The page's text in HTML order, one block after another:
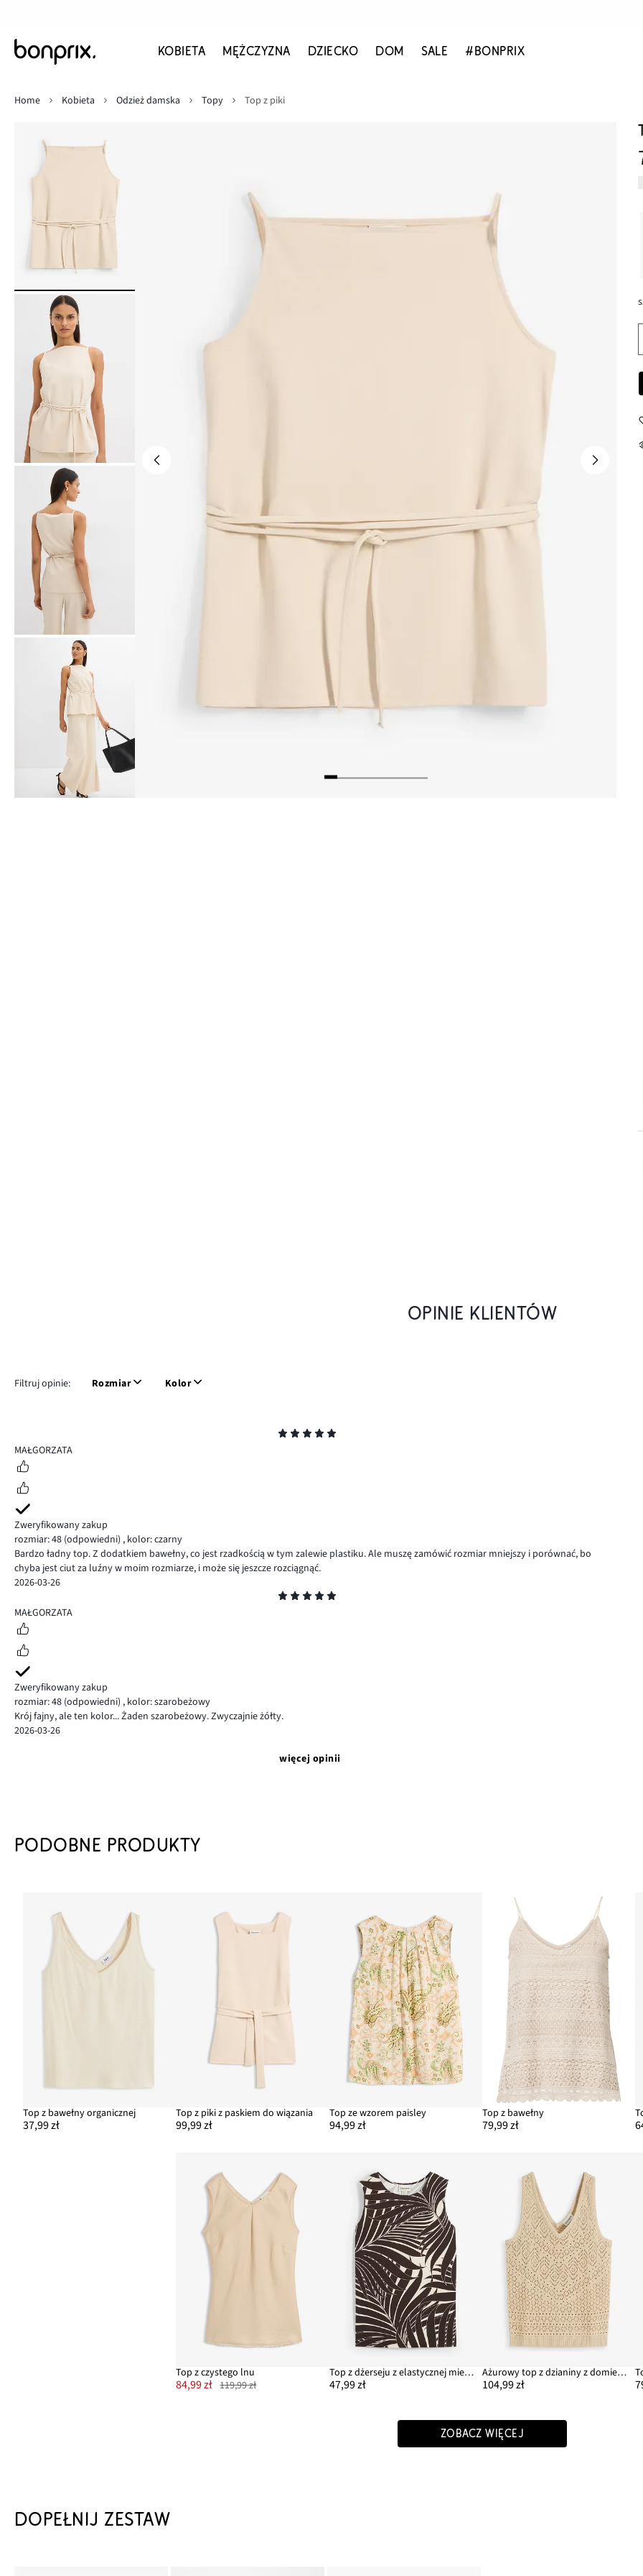
KOBIETA MĘŻCZYZNA DZIECKO DOM SALE #BONPRIX
Home
Kobieta Odzież damska Topy Top z piki
OPINIE KLIENTÓW
Filtruj opinie: Rozmiar Kolor
5
MAŁGORZATA
Zweryfikowany zakup
rozmiar: 48 (odpowiedni) , kolor: czarny
Bardzo ładny top. Z dodatkiem bawełny, co jest rzadkością w tym zalewie plastiku. Ale muszę zamówić rozmiar mniejszy i porównać, bo
chyba jest ciut za luźny w moim rozmiarze, i może się jeszcze rozciągnąć.
2026-03-26
5
MAŁGORZATA
Zweryfikowany zakup
rozmiar: 48 (odpowiedni) , kolor: szarobeżowy
Krój fajny, ale ten kolor... Żaden szarobeżowy. Zwyczajnie żółty.
2026-03-26
więcej opinii
PODOBNE PRODUKTY
Top z bawełny organicznej
37,99 zł
Top z piki z paskiem do wiązania
99,99 zł
Top ze wzorem paisley
94,99 zł
Top z bawełny
79,99 zł
Top z czystego lnu
84,99 zł 119,99 zł
Top z dżerseju z elastycznej mieszanki wiskozy
47,99 zł
Ażurowy top z dzianiny z domieszką bawełny
104,99 zł
ZOBACZ WIĘCEJ
DOPEŁNIJ ZESTAW